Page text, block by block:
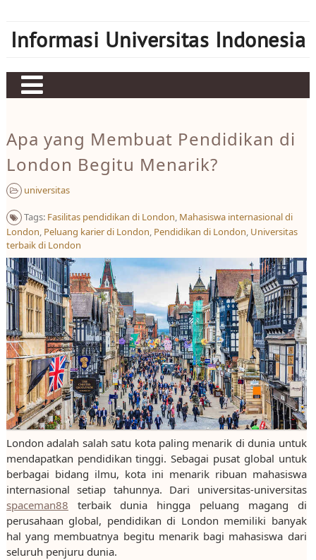
content
Informasi Universitas Indonesia
Judi bola
Sbobet
Mahjong Ways 2
Server Kamboja
bonus new member
Apa yang Membuat Pendidikan di
London Begitu Menarik?
universitas
Tags: Fasilitas pendidikan di London, Mahasiswa internasional di
London, Peluang karier di London, Pendidikan di London, Universitas
terbaik di London
London adalah salah satu kota paling menarik di dunia untuk
mendapatkan pendidikan tinggi. Sebagai pusat global untuk
berbagai bidang ilmu, kota ini menarik ribuan mahasiswa
internasional setiap tahunnya. Dari universitas-universitas
spaceman88 terbaik dunia hingga peluang magang di
perusahaan global, pendidikan di London memiliki banyak
hal yang membuatnya begitu menarik bagi mahasiswa dari
seluruh penjuru dunia.